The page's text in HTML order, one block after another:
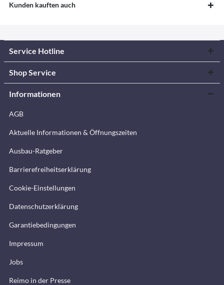
Kunden kauften auch
Service Hotline
Shop Service
Informationen
AGB
Aktuelle Informationen & Öffnungszeiten
Ausbau-Ratgeber
Barrierefreiheitserklärung
Cookie-Einstellungen
Datenschutzerklärung
Garantiebedingungen
Impressum
Jobs
Reimo in der Presse